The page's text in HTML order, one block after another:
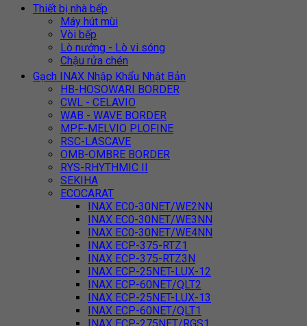
Thiết bị nhà bếp
Máy hút mùi
Vòi bếp
Lò nướng - Lò vi sóng
Chậu rửa chén
Gạch INAX Nhập Khẩu Nhật Bản
HB-HOSOWARI BORDER
CWL - CELAVIO
WAB - WAVE BORDER
MPF-MELVIO PLOFINE
RSC-LASCAVE
OMB-OMBRE BORDER
RYS-RHYTHMIC II
SEKIHA
ECOCARAT
INAX EC0-30NET/WE2NN
INAX EC0-30NET/WE3NN
INAX EC0-30NET/WE4NN
INAX ECP-375-RTZ1
INAX ECP-375-RTZ3N
INAX ECP-25NET-LUX-12
INAX ECP-60NET/QLT2
INAX ECP-25NET-LUX-13
INAX ECP-60NET/QLT1